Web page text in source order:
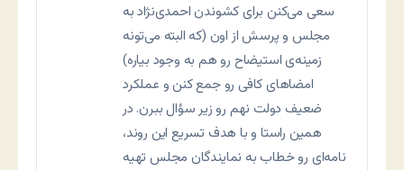
سعی می‌کنن برای کشوندن احمدی‌نژاد به
مجلس و پرسش از اون (که البته می‌تونه
زمینه‌ی استیضاح رو هم به وجود بیاره)
امضاهای کافی رو جمع کنن و عملکرد
ضعیف دولت نهم رو زیر سؤال ببرن. در
همین راستا و با هدف تسریع این روند،
نامه‌ای رو خطاب به نمایندگان مجلس تهیه